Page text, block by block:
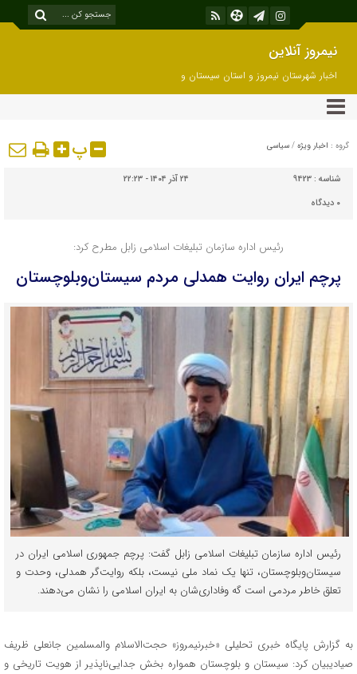
نیمروز آنلاین
اخبار شهرستان نیمروز و استان سیستان و
بلوچستان
گروه : اخبار ویژه / سیاسی پ
شناسه : 9423
۲۴ آذر ۱۴۰۴ - ۲۲:۲۳
۰ دیدگاه
رئیس اداره سازمان تبلیغات اسلامی زابل مطرح کرد:
پرچم ایران روایت همدلی مردم سیستان‌وبلوچستان
رئیس اداره سازمان تبلیغات اسلامی زابل گفت: پرچم جمهوری اسلامی ایران در
سیستان‌وبلوچستان، تنها یک نماد ملی نیست، بلکه روایت‌گر همدلی، وحدت و
تعلق خاطر مردمی است گه وفاداری‌شان به ایران اسلامی را نشان می‌دهند.
به گزارش پایگاه خبری تحلیلی «خبرنیمروز» حجت‌الاسلام‌ والمسلمین جانعلی ظریف
صیادیبیان کرد: سیستان و بلوچستان همواره بخش جدایی‌ناپذیر از هویت تاریخی و